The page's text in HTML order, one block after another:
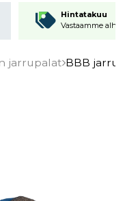
Hintatakuu
Vastaamme
jarrupalat BBB